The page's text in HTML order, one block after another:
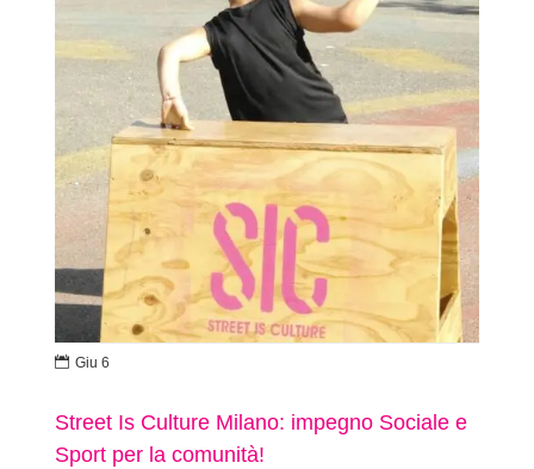
Street Is Culture Milano: impegno Sociale e
Sport per la comunità!
 Giu 6